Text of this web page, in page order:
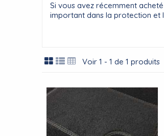
Si vous avez récemment
important dans la protection et
Voir 1 - 1 de 1 produits